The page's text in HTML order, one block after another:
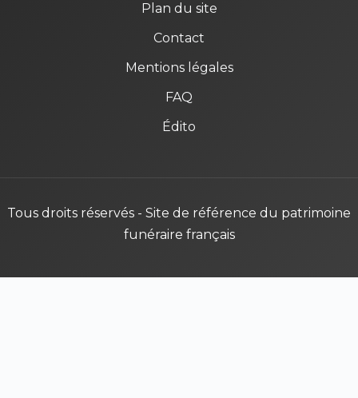
Plan du site
Contact
Mentions légales
FAQ
Édito
Tous droits réservés - Site de référence du patrimoine
funéraire français